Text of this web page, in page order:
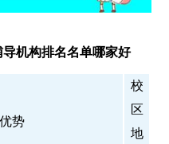
机构排名名单哪家好
势
校
区
地